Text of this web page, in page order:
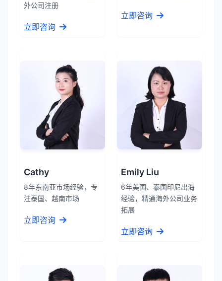
外公司注册
立即咨询
立即咨询
Cathy
8年东南亚市场经验，专
注泰国、越南市场
立即咨询
Emily Liu
6年美国、泰国印尼出海
经验，精通海外公司业务
拓展
立即咨询